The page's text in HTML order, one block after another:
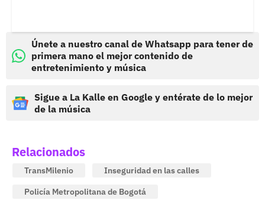
Únete a nuestro canal de Whatsapp para tener de
primera mano el mejor contenido de
entretenimiento y música
Sigue a La Kalle en Google y entérate de lo mejor
de la música
Relacionados
TransMilenio
Inseguridad en las calles
Policía Metropolitana de Bogotá